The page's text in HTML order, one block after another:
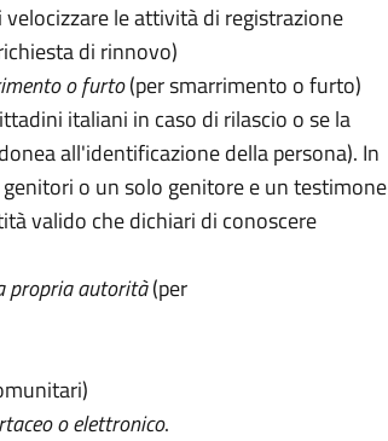
le attività di registrazione
di rinnovo)
o furto(per smarrimento o furto)
italiani in caso di rilascio o se la
all'identificazione della persona). In
o un solo genitore e un testimone
valido che dichiari di conoscere
propria autorità(per
o elettronico.